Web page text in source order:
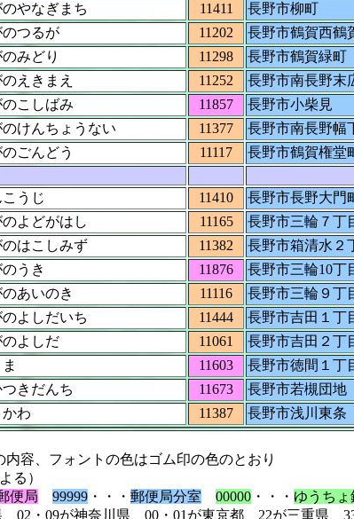
のやなぎまち 11411 長野市柳町
のつるが 11202 長野市鶴賀西鶴
みどり 11298 長野市鶴賀緑町
えきまえ 11252 長野市南長野末
のこしばみ 11857 長野市小柴見
のけんちょうない 11377 長野市南長野幅
ごんどう 11117 長野市鶴賀権堂
うじ 11410 長野市長野大門
のよどがはし 11165 長野市三輪７丁
のはこしみず 11382 長野市箱清水２
うき 11876 長野市三輪10丁
あいのき 11116 長野市三輪９丁
のよしだいち 11444 長野市吉田１丁
のよしだ 11061 長野市吉田２丁
11603 長野市徳間１丁
きだんち 11673 長野市若槻団地
わ 11387 長野市浅川東条
、フォントの色はゴム印の色のとおり
る）
便局 99999 ・・・ 郵便局分室 00000 ・・・ ゆうちょ
、00・01が東京都、22が三重県、33が福井